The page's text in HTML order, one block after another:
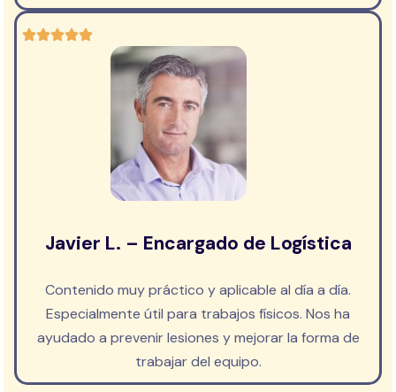
Javier L. – Encargado de Logística
Contenido muy práctico y aplicable al día a día.
Especialmente útil para trabajos físicos. Nos ha
ayudado a prevenir lesiones y mejorar la forma de
trabajar del equipo.